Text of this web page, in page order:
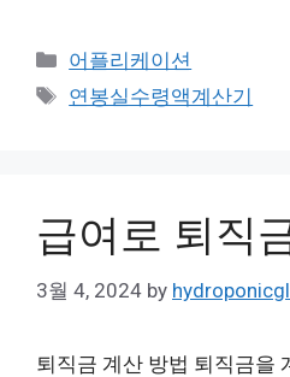
Categories
어플리케이션
Tags
연봉실수령액계산기
급여로 퇴직
3월 4, 2024 by
퇴직금 계산 방법 퇴직금을